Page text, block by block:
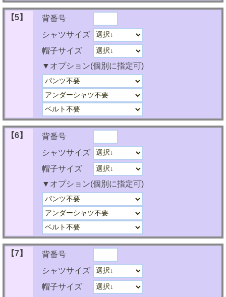
【5】
背番号
シャツサイズ
帽子サイズ
▼オプション(個別に指定可)
【6】
背番号
シャツサイズ
帽子サイズ
▼オプション(個別に指定可)
【7】
背番号
シャツサイズ
帽子サイズ